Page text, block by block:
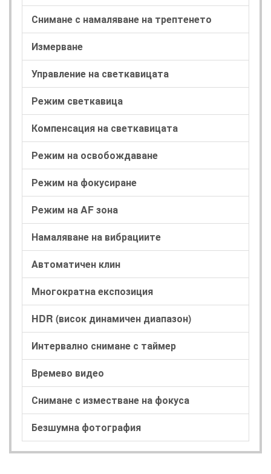
Снимане с намаляване на трептенето
Измерване
Управление на светкавицата
Режим светкавица
Компенсация на светкавицата
Режим на освобождаване
Режим на фокусиране
Режим на AF зона
Намаляване на вибрациите
Автоматичен клин
Многократна експозиция
HDR (висок динамичен диапазон)
Интервално снимане с таймер
Времево видео
Снимане с изместване на фокуса
Безшумна фотография